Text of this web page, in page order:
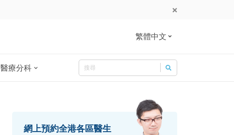
繁體中文
醫療分科
Search for:
Search
網上預約全港各區醫生